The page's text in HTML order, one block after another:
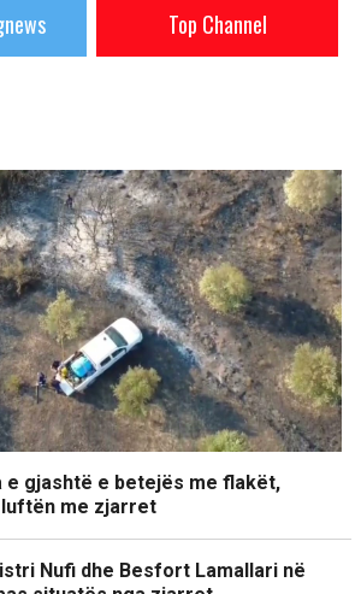
Top Channel
e gjashtë e betejës me flakët,
me zjarret
Nufi dhe Besfort Lamallari në